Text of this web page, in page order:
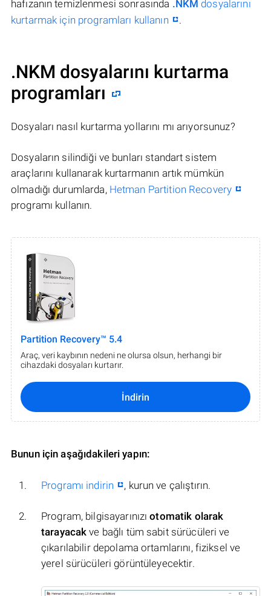
hafızanın temizlenmesi sonrasında .NKM dosyalarını
kurtarmak için programları kullanın
.
.NKM dosyalarını kurtarma
programları
Dosyaları nasıl kurtarma yollarını mı arıyorsunuz?
Dosyaların silindiği ve bunları standart sistem
araçlarını kullanarak kurtarmanın artık mümkün
olmadığı durumlarda, Hetman Partition Recovery
programı kullanın.
Partition Recovery™ 5.4
Araç, veri kaybının nedeni ne olursa olsun, herhangi bir
cihazdaki dosyaları kurtarır.
İndirin
Bunun için aşağıdakileri yapın:
Programı indirin , kurun ve çalıştırın.
Program, bilgisayarınızıotomatik olarak
tarayacak ve bağlı tüm sabit sürücüleri ve
çıkarılabilir depolama ortamlarını, fiziksel ve
yerel sürücüleri görüntüleyecektir.